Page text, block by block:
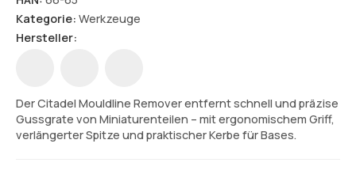
Kategorie: Werkzeuge
Hersteller:
Der Citadel Mouldline Remover entfernt schnell und präzise
Gussgrate von Miniaturenteilen – mit ergonomischem Griff,
verlängerter Spitze und praktischer Kerbe für Bases.